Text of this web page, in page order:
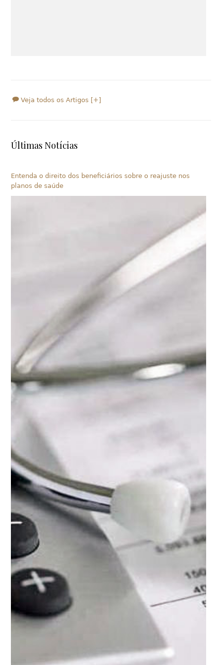
Veja todos os Artigos [+]
Últimas Notícias
Entenda o direito dos beneficiários sobre o reajuste nos
planos de saúde